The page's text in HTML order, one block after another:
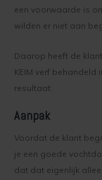
Gipsplaten verven
Kelder verven
Kaleien
Keim Soldalan kleuren
Concreton-C
Concreton-W
Design Lasur
een voorwaarde is
wilden er niet aan
Daarop heeft de
KEIM verf behandeld
resultaat.
Aanpak
Voordat de klant
je een goede
dat dat eigenlijk